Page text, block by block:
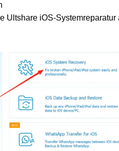
Ultshare iOS-Systemreparatur